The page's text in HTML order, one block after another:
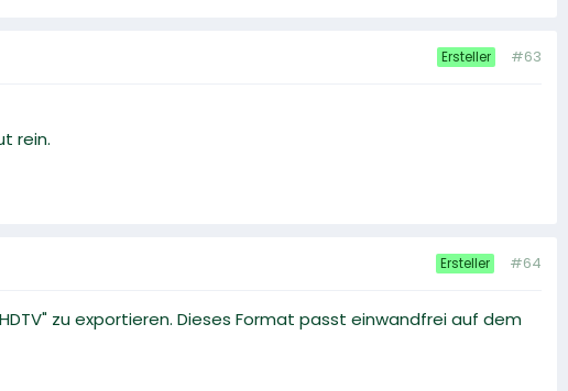
Ersteller #63
rein.
Ersteller #64
zu exportieren. Dieses Format passt einwandfrei auf dem